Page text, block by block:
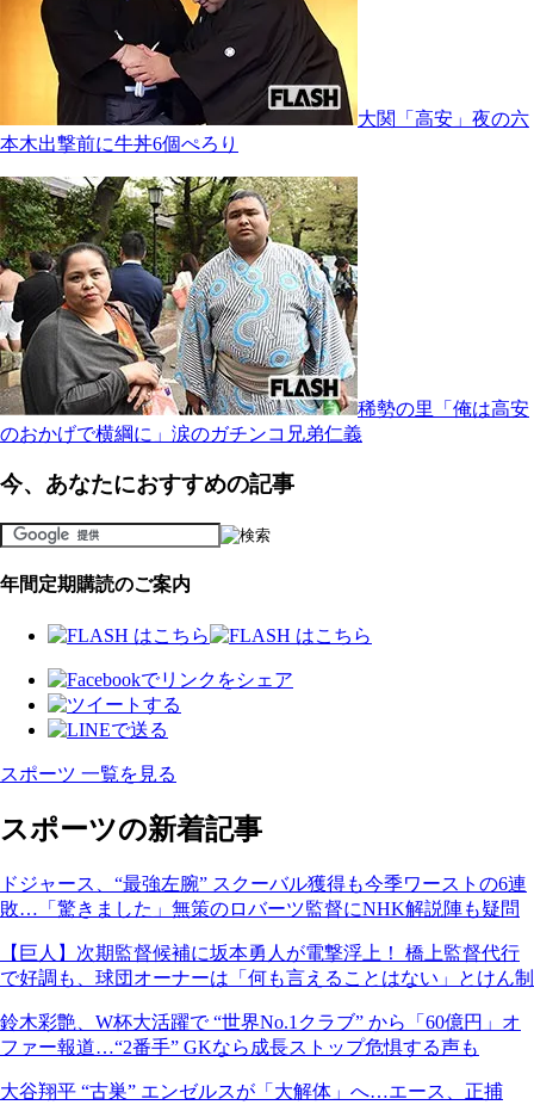
大関「高安」夜の六
本木出撃前に牛丼6個ぺろり
稀勢の里「俺は高安
のおかげで横綱に」涙のガチンコ兄弟仁義
今、あなたにおすすめの記事
年間定期購読のご案内
スポーツ 一覧を見る
スポーツの新着記事
ドジャース、“最強左腕” スクーバル獲得も今季ワーストの6連
敗…「驚きました」無策のロバーツ監督にNHK解説陣も疑問
【巨人】次期監督候補に坂本勇人が電撃浮上！ 橋上監督代行
で好調も、球団オーナーは「何も言えることはない」とけん制
鈴木彩艶、W杯大活躍で “世界No.1クラブ” から「60億円」オ
ファー報道…“2番手” GKなら成長ストップ危惧する声も
大谷翔平 “古巣” エンゼルスが「大解体」へ…エース、正捕